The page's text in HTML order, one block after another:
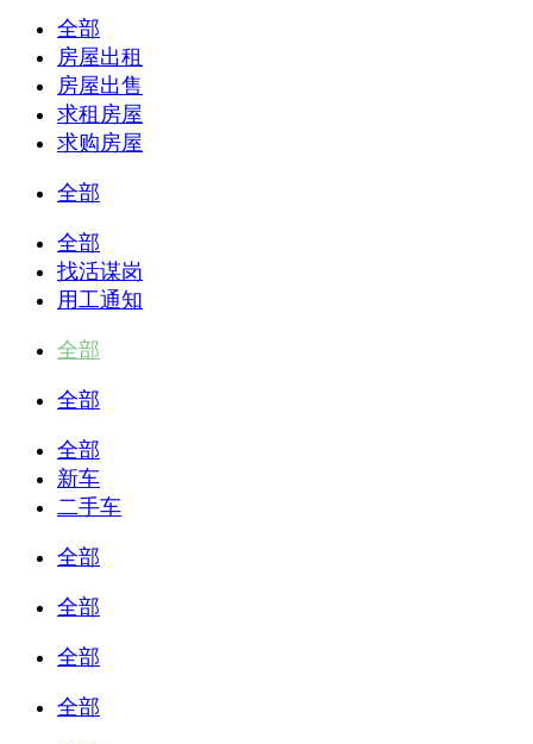
全部
房屋出租
房屋出售
求租房屋
求购房屋
全部
全部
找活谋岗
用工通知
全部
全部
全部
新车
二手车
全部
全部
全部
全部